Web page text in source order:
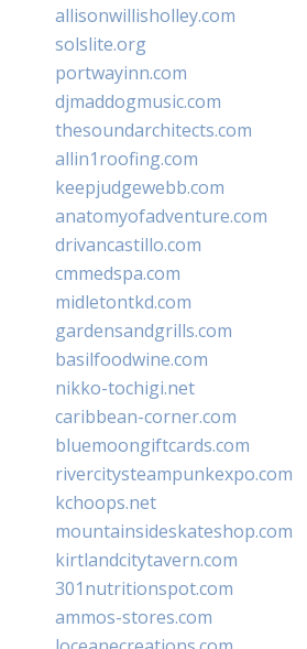
allisonwillisholley.com
solslite.org
portwayinn.com
djmaddogmusic.com
thesoundarchitects.com
allin1roofing.com
keepjudgewebb.com
anatomyofadventure.com
drivancastillo.com
cmmedspa.com
midletontkd.com
gardensandgrills.com
basilfoodwine.com
nikko-tochigi.net
caribbean-corner.com
bluemoongiftcards.com
rivercitysteampunkexpo.com
kchoops.net
mountainsideskateshop.com
kirtlandcitytavern.com
301nutritionspot.com
ammos-stores.com